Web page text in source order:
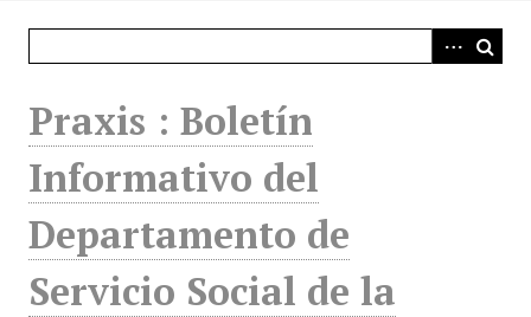
Praxis : Boletín
Informativo del
Departamento de
Servicio Social de la